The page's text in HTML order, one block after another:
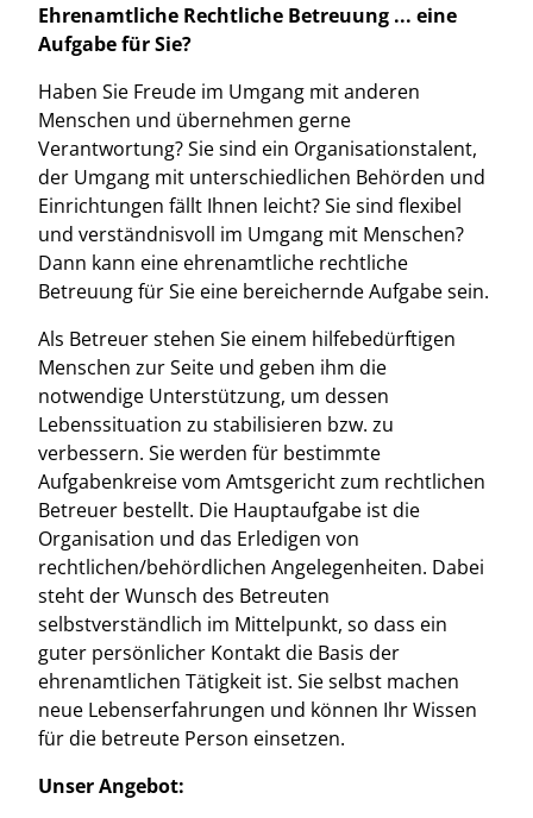
Ehrenamtliche Rechtliche Betreuung ... eine
Aufgabe für Sie?
Haben Sie Freude im Umgang mit anderen
Menschen und übernehmen gerne
Verantwortung? Sie sind ein Organisationstalent,
der Umgang mit unterschiedlichen Behörden und
Einrichtungen fällt Ihnen leicht? Sie sind flexibel
und verständnisvoll im Umgang mit Menschen?
Dann kann eine ehrenamtliche rechtliche
Betreuung für Sie eine bereichernde Aufgabe sein.
Als Betreuer stehen Sie einem hilfebedürftigen
Menschen zur Seite und geben ihm die
notwendige Unterstützung, um dessen
Lebenssituation zu stabilisieren bzw. zu
verbessern. Sie werden für bestimmte
Aufgabenkreise vom Amtsgericht zum rechtlichen
Betreuer bestellt. Die Hauptaufgabe ist die
Organisation und das Erledigen von
rechtlichen/behördlichen Angelegenheiten. Dabei
steht der Wunsch des Betreuten
selbstverständlich im Mittelpunkt, so dass ein
guter persönlicher Kontakt die Basis der
ehrenamtlichen Tätigkeit ist. Sie selbst machen
neue Lebenserfahrungen und können Ihr Wissen
für die betreute Person einsetzen.
Unser Angebot: